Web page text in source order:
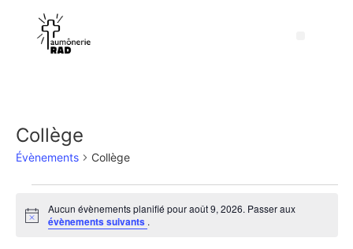
Collège
Évènements Collège
Notice
Aucun évènements planifié pour août 9, 2026. Passer aux
évènements suivants .